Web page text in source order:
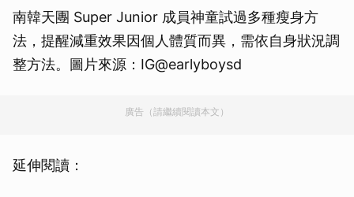
南韓天團 Super Junior 成員神童試過多種瘦身方
法，提醒減重效果因個人體質而異，需依自身狀況調
整方法。圖片來源：IG@earlyboysd
廣告（請繼續閱讀本文）
延伸閱讀：